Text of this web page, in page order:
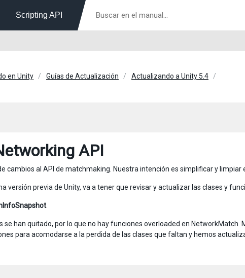
Scripting API
en Unity Guías de Actualización
Actualizando a Unity 5.4
API
cambios al API de matchmaking. Nuestra intención es simplificar y limpiar
versión previa de Unity, va a tener que revisar y actualizar las clases y
se han quitado, por lo que no hay funciones overloaded en NetworkMatch.
para acomodarse a la perdida de las clases que faltan y hemos